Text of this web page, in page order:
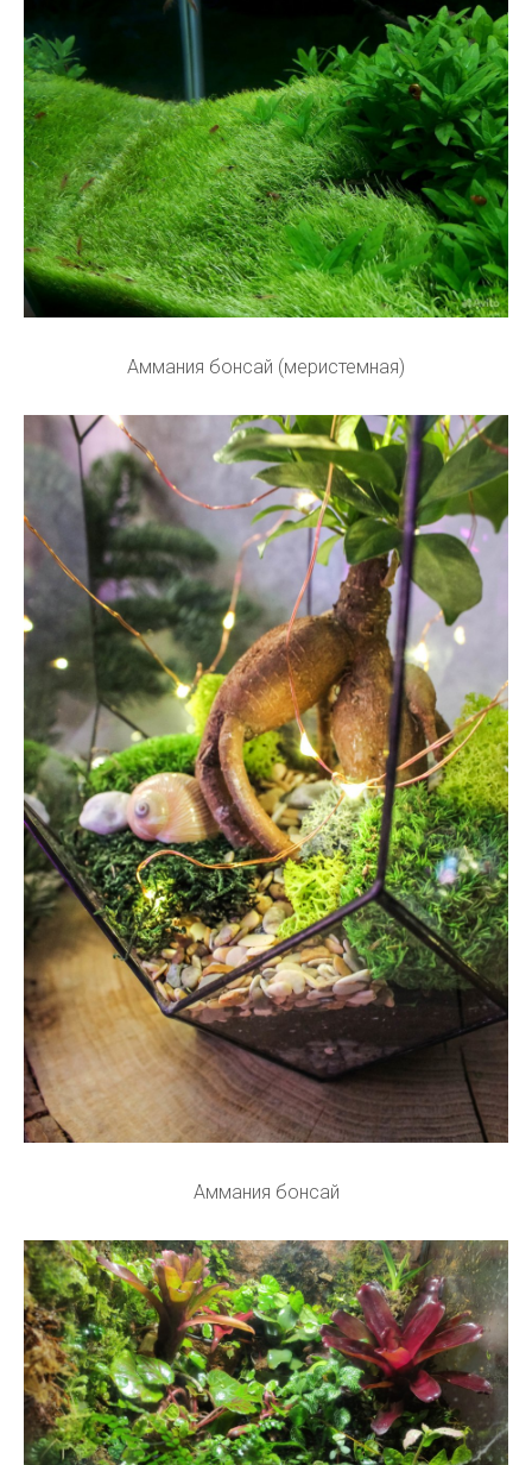
Аммания бонсай (меристемная)
Аммания бонсай